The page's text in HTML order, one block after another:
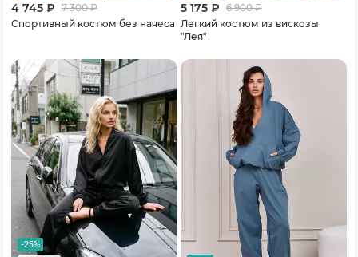
4 745 ₽ 7 300₽
Спортивный костюм без начеса
5 175 ₽ 6 900₽
Легкий костюм из вискозы
"Лея"
-25%